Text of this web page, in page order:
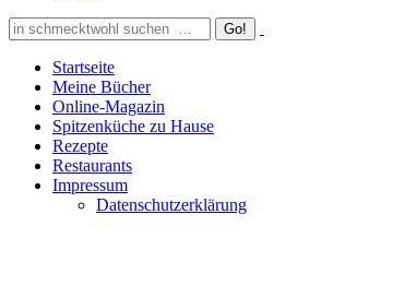
Startseite
Meine Bücher
Online-Magazin
Spitzenküche zu Hause
Rezepte
Restaurants
Impressum
Datenschutzerklärung